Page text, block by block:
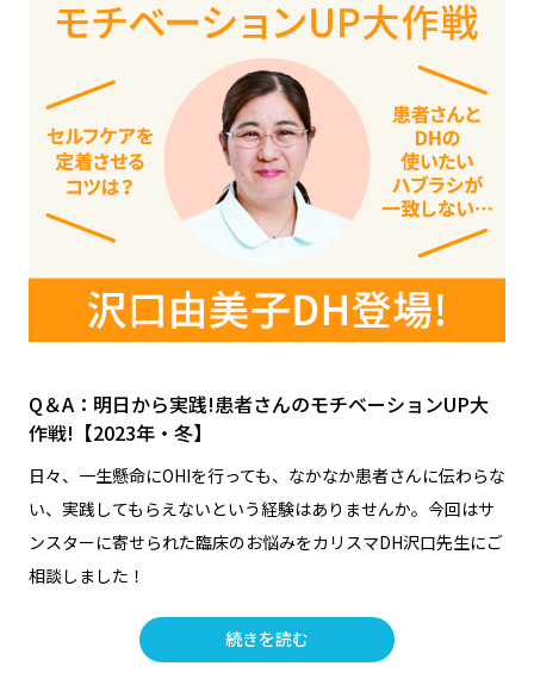
Q＆A：明日から実践!患者さんのモチベーションUP大
作戦!【2023年・冬】
日々、一生懸命にOHIを行っても、なかなか患者さんに伝わらな
い、実践してもらえないという経験はありませんか。今回はサ
ンスターに寄せられた臨床のお悩みをカリスマDH沢口先生にご
相談しました！
続きを読む